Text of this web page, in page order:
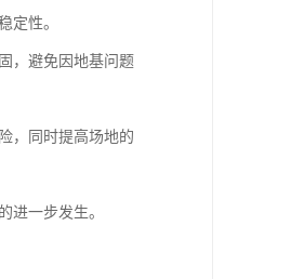
定性。
，避免因地基问题
，同时提高场地的
进一步发生。